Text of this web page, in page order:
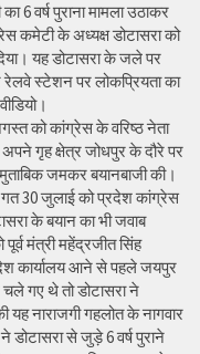
6 वर्ष पुराना मामला उठाकर
कमेटी के अध्यक्ष डोटासरा को
यह डोटासरा के जले पर
स्टेशन पर लोकप्रियता का
को कांग्रेस के वरिष्ठ नेता
गृह क्षेत्र जोधपुर के दौरे पर
जमकर बयानबाजी की।
30 जुलाई को प्रदेश कांग्रेस
के बयान का भी जवाब
मंत्री महेंद्रजीत सिंह
कार्यालय आने से पहले जयपुर
गए थे तो डोटासरा ने
यह नाराजगी गहलोत के नागवार
डोटासरा से जुड़े 6 वर्ष पुराने